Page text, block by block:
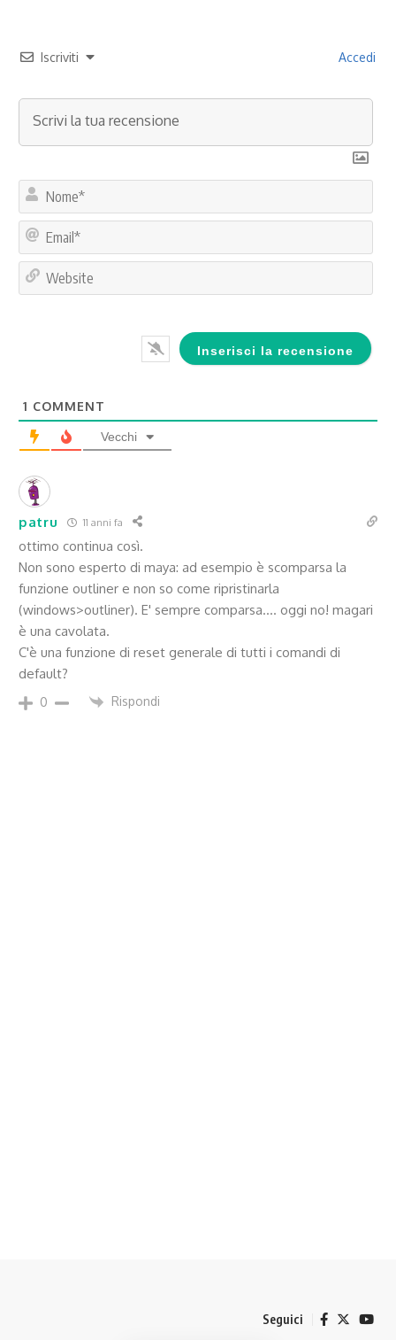
Iscriviti Accedi
1 COMMENT
Vecchi
patru 11 anni fa
ottimo continua così.
Non sono esperto di maya: ad esempio è scomparsa la
funzione outliner e non so come ripristinarla
(windows>outliner). E' sempre comparsa…. oggi no! magari
è una cavolata.
C'è una funzione di reset generale di tutti i comandi di
default?
0 Rispondi
Seguici